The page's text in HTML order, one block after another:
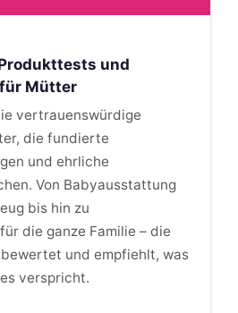
und
Mütter
vertrauenswürdige
die fundierte
und ehrliche
Von Babyausstattung
bis hin zu
die ganze Familie – die
und empfiehlt, was
verspricht.